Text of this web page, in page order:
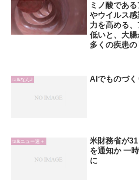
ミノ酸であ
やウイルス
力を高める
低いと、大
多くの疾患
talkなんJ AIでものづ
talkニュー速＋
米財務省が
を通知か 一
に